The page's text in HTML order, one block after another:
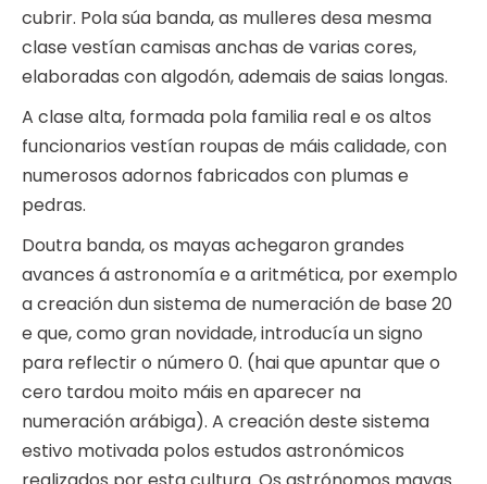
cubrir. Pola súa banda, as mulleres desa mesma
clase vestían camisas anchas de varias cores,
elaboradas con algodón, ademais de saias longas.
A clase alta, formada pola familia real e os altos
funcionarios vestían roupas de máis calidade, con
numerosos adornos fabricados con plumas e
pedras.
Doutra banda, os mayas achegaron grandes
avances á astronomía e a aritmética, por exemplo
a creación dun sistema de numeración de base 20
e que, como gran novidade, introducía un signo
para reflectir o número 0. (hai que apuntar que o
cero tardou moito máis en aparecer na
numeración arábiga). A creación deste sistema
estivo motivada polos estudos astronómicos